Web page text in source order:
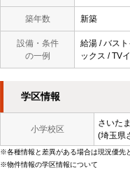
築年数 新築
設備・条件
の一例
給湯 / バス
ックス / TV
学区情報
小学校区
さいた
(埼玉県
※各種情報と差異がある場合は現況優先
※物件情報の学区情報について